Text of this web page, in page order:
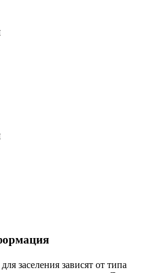
заселения зависят от типа